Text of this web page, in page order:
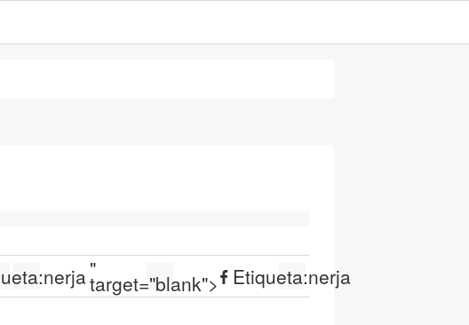
nerja"
target="blank"> Etiqueta:nerja